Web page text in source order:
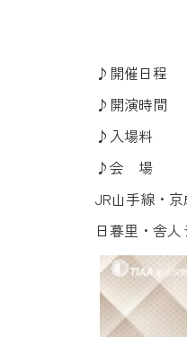
♪開催日程
♪開演時間
♪入場料
♪会 場
JR山手線・
日暮里・舎